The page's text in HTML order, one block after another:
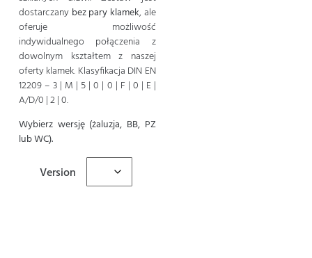
dostarczany bez pary klamek, ale
oferuje możliwość
indywidualnego połączenia z
dowolnym kształtem z naszej
oferty klamek. Klasyfikacja DIN EN
12209 – 3 | M | 5 | 0 | 0 | F | 0 | E |
A/D/0 | 2 | 0.
Wybierz wersję (żaluzja, BB, PZ
lub WC).
Version